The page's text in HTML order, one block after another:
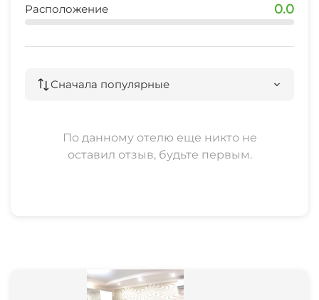
Расположение 0.0
Сначала популярные
По данному отелю еще никто не
оставил отзыв, будьте первым.